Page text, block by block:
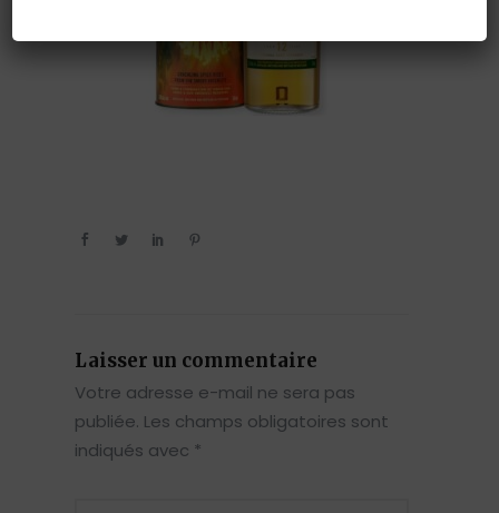
Laisser un commentaire
Votre adresse e-mail ne sera pas
publiée. Les champs obligatoires sont
indiqués avec *